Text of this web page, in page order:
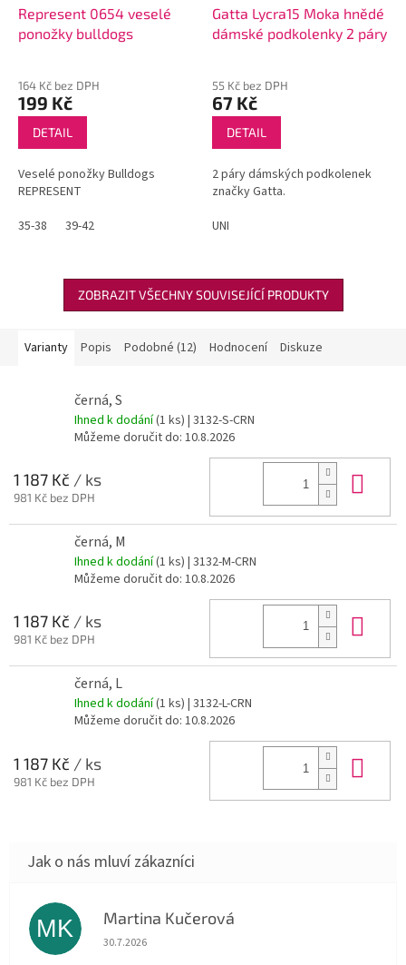
Represent 0654 veselé
ponožky bulldogs
164 Kč bez DPH
199 Kč
DETAIL
Veselé ponožky Bulldogs
REPRESENT
35-38
39-42
Gatta Lycra15 Moka hnědé
dámské podkolenky 2 páry
55 Kč bez DPH
67 Kč
DETAIL
2 páry dámských podkolenek
značky Gatta.
UNI
ZOBRAZIT VŠECHNY SOUVISEJÍCÍ PRODUKTY
Varianty Popis Podobné (12) Hodnocení Diskuze
černá, S
Ihned k dodání(1 ks) | 3132-S-CRN
Můžeme doručit do: 10.8.2026
1 187 Kč / ks
981 Kč bez DPH
černá, M
Ihned k dodání(1 ks) | 3132-M-CRN
Můžeme doručit do: 10.8.2026
1 187 Kč / ks
981 Kč bez DPH
černá, L
Ihned k dodání(1 ks) | 3132-L-CRN
Můžeme doručit do: 10.8.2026
1 187 Kč / ks
981 Kč bez DPH
MK Martina Kučerová
Hodnocení obchodu je 5 z 5 hvězdiček.
30.7.2026